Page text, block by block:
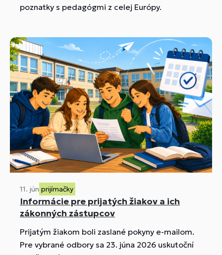
poznatky s pedagógmi z celej Európy.
11. jún prijímačky
Informácie pre prijatých žiakov a ich
zákonných zástupcov
Prijatým žiakom boli zaslané pokyny e-mailom.
Pre vybrané odbory sa 23. júna 2026 uskutoční